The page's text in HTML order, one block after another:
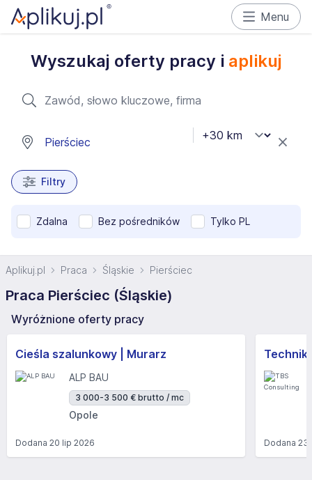
Menu
Wyszukaj oferty pracy i aplikuj
Filtry
Zdalna Bez pośredników Tylko PL
Aplikuj.pl Praca Śląskie Pierściec
Praca Pierściec (Śląskie)
Wyróżnione oferty pracy
Cieśla szalunkowy | Murarz
ALP BAU
3 000-3 500 € brutto / mc
Opole
Dodana 20 lip 2026 Dodana23